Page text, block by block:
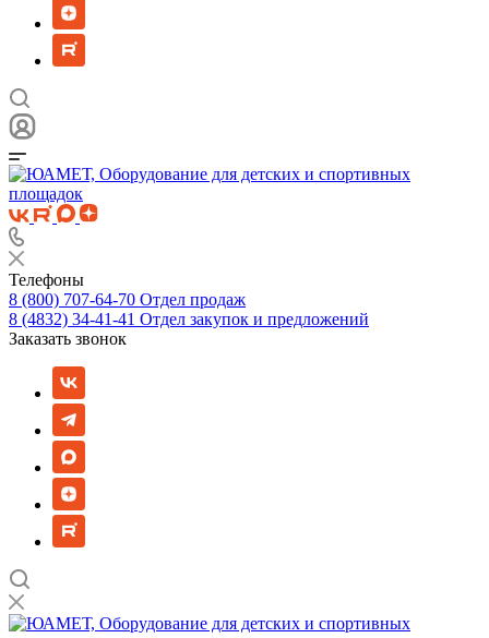
Телефоны
8 (800) 707-64-70 Отдел продаж
8 (4832) 34-41-41 Отдел закупок и предложений
Заказать звонок